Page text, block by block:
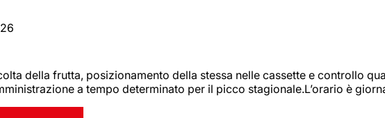
della frutta, posizionamento della stessa nelle cassette e controllo
a tempo determinato per il picco stagionale.L’orario è